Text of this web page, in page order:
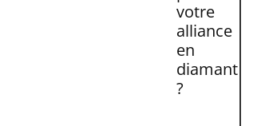
votre
alliance
en
diamant
?